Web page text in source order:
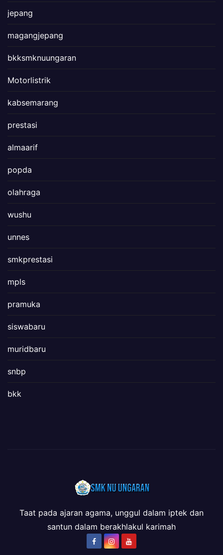
jepang
magangjepang
bkksmknuungaran
Motorlistrik
kabsemarang
prestasi
almaarif
popda
olahraga
wushu
unnes
smkprestasi
mpls
pramuka
siswabaru
muridbaru
snbp
bkk
Taat pada ajaran agama, unggul dalam iptek dan
santun dalam berakhlakul karimah